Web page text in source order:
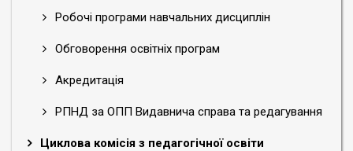
Робочі програми навчальних дисциплін
Обговорення освітніх програм
Акредитація
РПНД за ОПП Видавнича справа та редагування
Циклова комісія з педагогічної освіти